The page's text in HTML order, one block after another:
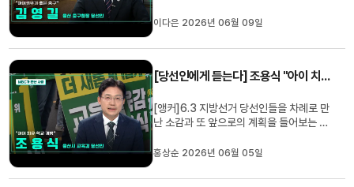
함께 하겠습니다.Q1. 당선 소감은? 사랑하
갑습니다. 중구청장 당선인 김영길입니다.
기회를 주신 주민 주민...
이다은 2026년 06월 09일
[당선인에게 듣는다] 조용식 "아이 치유·학교 개방"
[앵커]6.3 지방선거 당선인들을 차례로 만
난 소감과 또 앞으로의 계획을 들어보는 시
함께 하겠습니다.[리포트]Q. 안녕하십니
셨겠지만, 소감 한 말씀 듣겠습니다.울산
홍상순 2026년 06월 05일